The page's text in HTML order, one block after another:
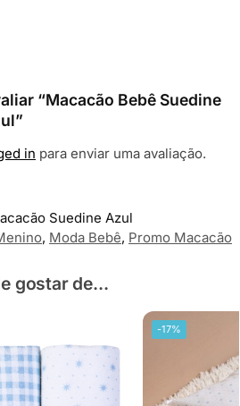
“Macacão Bebê Suedine
in para enviar uma avaliação.
Suedine Azul
, Moda Bebê, Promo Macacão
gostar de...
-17%